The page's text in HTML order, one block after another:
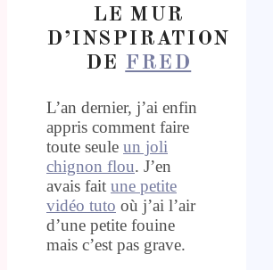
LE MUR
D’INSPIRATION
DE FRED
L’an dernier, j’ai enfin
appris comment faire
toute seule un joli
chignon flou. J’en
avais fait une petite
vidéo tuto où j’ai l’air
d’une petite fouine
mais c’est pas grave.